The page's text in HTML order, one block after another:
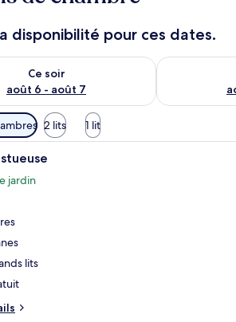
disponibilité pour ces dates.
Ce soir
août 6 - août 7
pour ce soir août 6 - août 7
Vérifier la
2 lits 1 lit
Un salon moderne avec un
jardin
lits